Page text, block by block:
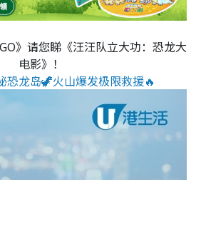
》请您睇《汪汪队立大功：恐龙大
电影》！
恐龙岛🦖火山爆发极限救援🔥